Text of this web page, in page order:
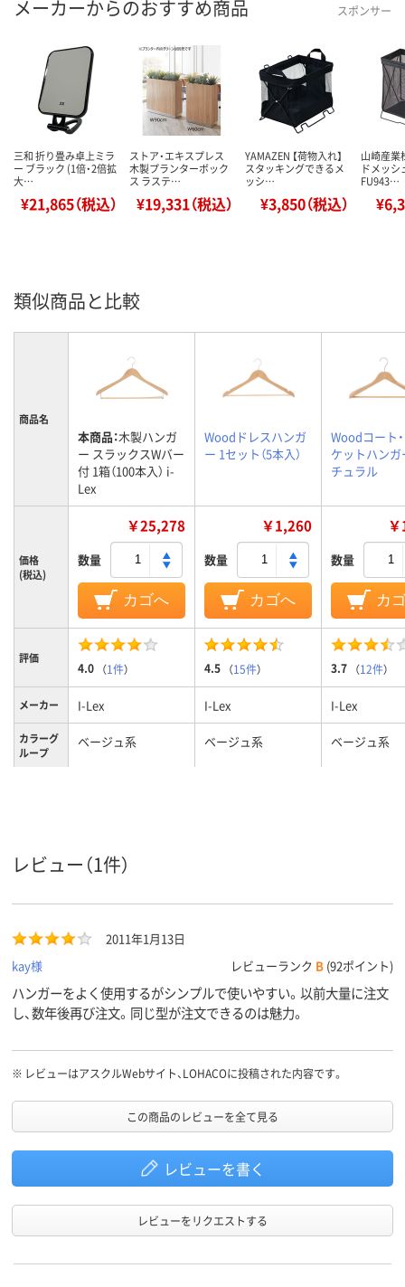
メーカーからのおすすめ商品 スポンサー
三和 折り畳み卓上ミラ
ー ブラック (1倍・2倍拡
大…
¥21,865（税込）
ストア・エキスプレス
木製プランターボック
ス ラステ…
¥19,331（税込）
YAMAZEN 【荷物入れ】
スタッキングできるメ
ッシ…
¥3,850（税込）
山崎産業
ドメッシ
FU943…
類似商品と比較
商品名
本商品：木製ハンガ
ー スラックスWバー
付 1箱（100本入） i-
Lex
Woodドレスハンガ
ー 1セット（5本入）
Woodコート
ケットハンガ
チュラル
価格
(税込)
￥25,278
数量
カゴへ
￥1,260
数量
カゴへ
数量
カ
評価
4.0 （1件） 4.5 （15件） 3.7 （12件）
メーカー I-Lex I-Lex I-Lex
カラーグ
ループ
ベージュ系 ベージュ系 ベージュ系
レビュー（1件）
2011年1月13日
kay様
レビューランク B (92ポイント)
ハンガーをよく使用するがシンプルで使いやすい。以前大量に注文
し、数年後再び注文。同じ型が注文できるのは魅力。
※ レビューはアスクルWebサイト、LOHACOに投稿された内容です。
この商品のレビューを全て見る
レビューを書く
レビューをリクエストする